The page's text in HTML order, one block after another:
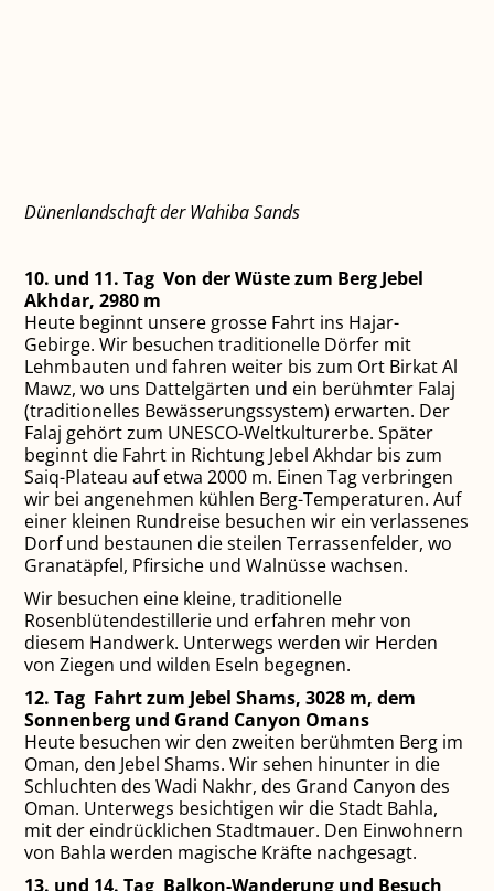
Dünenlandschaft der Wahiba Sands
10. und 11. Tag Von der Wüste zum Berg Jebel
Akhdar, 2980 m
Heute beginnt unsere grosse Fahrt ins Hajar-
Gebirge. Wir besuchen traditionelle Dörfer mit
Lehmbauten und fahren weiter bis zum Ort Birkat Al
Mawz, wo uns Dattelgärten und ein berühmter Falaj
(traditionelles Bewässerungssystem) erwarten. Der
Falaj gehört zum UNESCO-Weltkulturerbe. Später
beginnt die Fahrt in Richtung Jebel Akhdar bis zum
Saiq-Plateau auf etwa 2000 m. Einen Tag verbringen
wir bei angenehmen kühlen Berg-Temperaturen. Auf
einer kleinen Rundreise besuchen wir ein verlassenes
Dorf und bestaunen die steilen Terrassenfelder, wo
Granatäpfel, Pfirsiche und Walnüsse wachsen.
Wir besuchen eine kleine, traditionelle
Rosenblütendestillerie und erfahren mehr von
diesem Handwerk. Unterwegs werden wir Herden
von Ziegen und wilden Eseln begegnen.
12. Tag Fahrt zum Jebel Shams, 3028 m, dem
Sonnenberg und Grand Canyon Omans
Heute besuchen wir den zweiten berühm­ten Berg im
Oman, den Jebel Shams. Wir sehen hinunter in die
Schluchten des Wadi Nakhr, des Grand Canyon des
Oman. Unterwegs besichtigen wir die Stadt Bahla,
mit der eindrücklichen Stadtmauer. Den Einwohnern
von Bahla werden ma­gische Kräfte nachgesagt.
13. und 14. Tag Balkon-Wanderung und Besuch